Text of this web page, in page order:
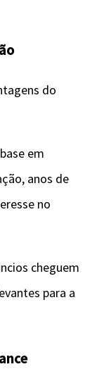
do
em
anos de
no
cheguem
para a